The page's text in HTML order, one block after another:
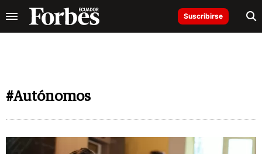
Suscribirse
#Autónomos